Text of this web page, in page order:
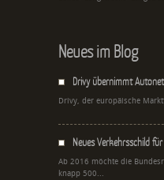
Neues im Blog
Drivy übernimmt
Drivy, der europäische
Neues Verkehrsschild
Ab 2016 möchte die
knapp 500...